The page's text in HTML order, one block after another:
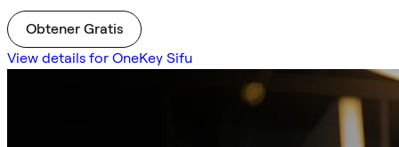
Obtener Gratis
View details for OneKey Sifu